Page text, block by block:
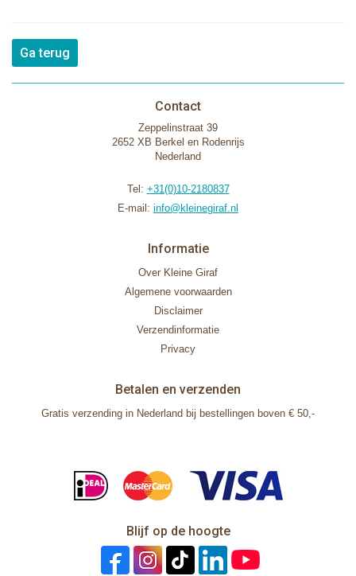
Ga terug
Contact
Zeppelinstraat 39
2652 XB Berkel en Rodenrijs
Nederland
Tel: +31(0)10-2180837
E-mail: info@kleinegiraf.nl
Informatie
Over Kleine Giraf
Algemene voorwaarden
Disclaimer
Verzendinformatie
Privacy
Betalen en verzenden
Gratis verzending in Nederland bij bestellingen boven € 50,-
Blijf op de hoogte